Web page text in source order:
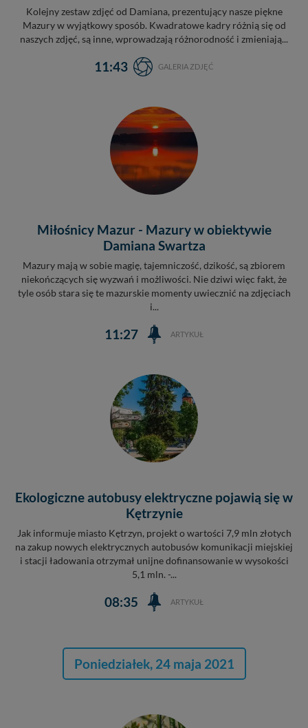
Kolejny zestaw zdjęć od Damiana, prezentujący nasze piękne
Mazury w wyjątkowy sposób. Kwadratowe kadry różnią się od
naszych zdjęć, są inne, wprowadzają różnorodność i zmieniają...
11:43 GALERIA ZDJĘĆ
Miłośnicy Mazur - Mazury w obiektywie
Damiana Swartza
Mazury mają w sobie magię, tajemniczość, dzikość, są zbiorem
niekończących się wyzwań i możliwości. Nie dziwi więc fakt, że
tyle osób stara się te mazurskie momenty uwiecznić na zdjęciach
i...
11:27 ARTYKUŁ
Ekologiczne autobusy elektryczne pojawią się w
Kętrzynie
Jak informuje miasto Kętrzyn, projekt o wartości 7,9 mln złotych
na zakup nowych elektrycznych autobusów komunikacji miejskiej
i stacji ładowania otrzymał unijne dofinansowanie w wysokości
5,1 mln. -...
08:35 ARTYKUŁ
Poniedziałek, 24 maja 2021